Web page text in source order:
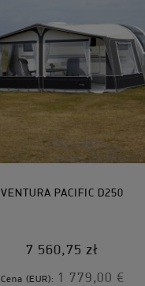
VENTURA PACIFIC D250
7 560,75 zł
Cena (EUR): 1 779,00 €